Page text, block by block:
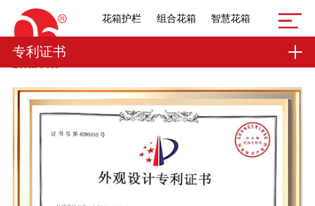
花箱护栏 组合花箱 智慧花箱
专利证书